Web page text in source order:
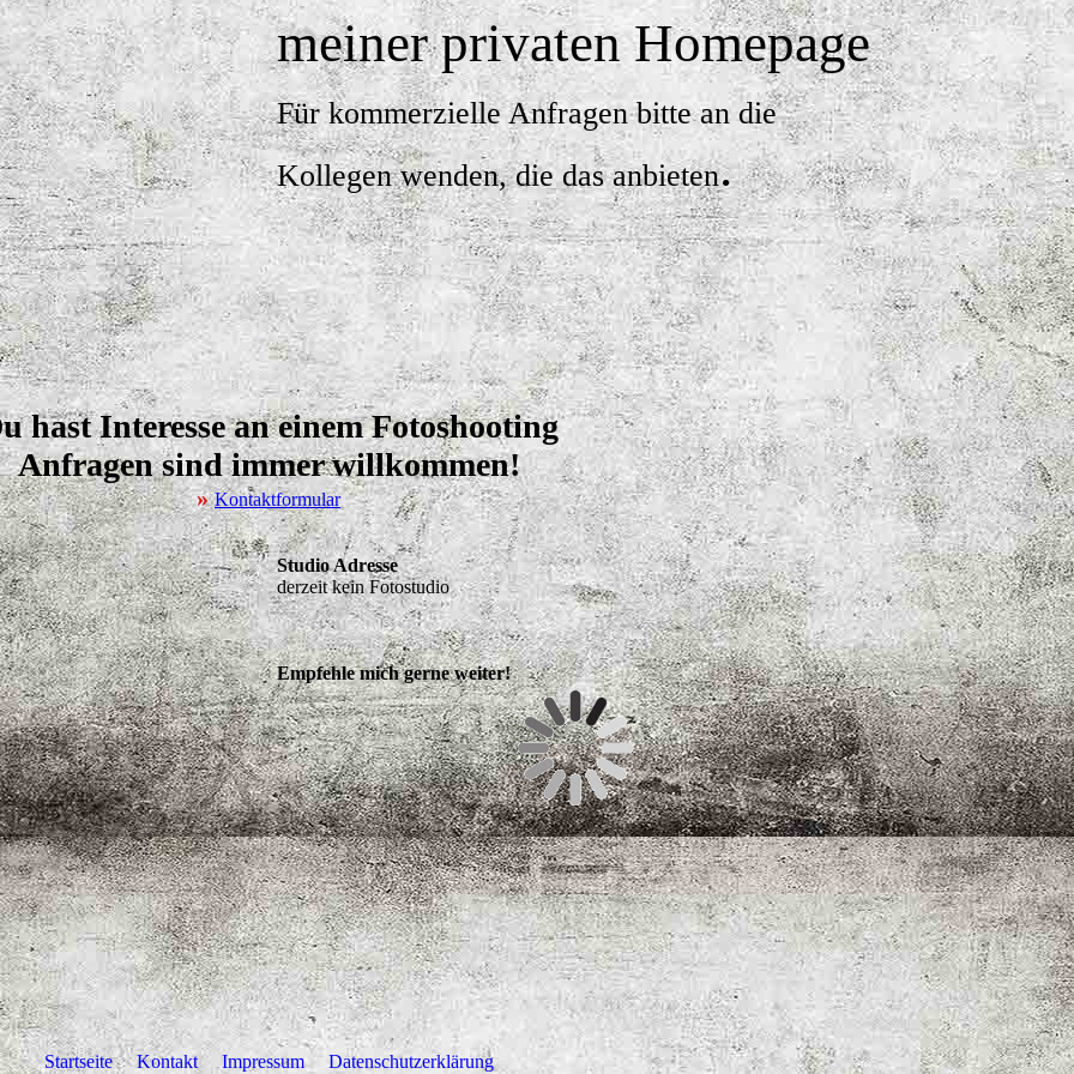
meiner privaten Homepage
Für kommerzielle Anfragen bitte an die
Kollegen wenden, die das anbieten.
hast Interesse an einem Fotoshooting
Anfragen sind immer willkommen!
» Kontaktformular
Studio Adresse
derzeit kein Fotostudio
Empfehle mich gerne weiter!